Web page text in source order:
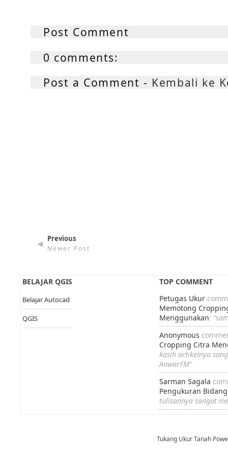
Post Comment
0 comments:
Post a Comment - Kembali ke
◄ Previous
Newer Post
BELAJAR QGIS
Belajar Autocad
QGIS
TOP COMMENT
Petugas Ukur
Memotong
Menggunakan:
Anonymous
Cropping Citra
kasih artikelnya
AnwarFM”
Sarman Sagala
Pengukuran
tulisannya sangat
Tukang Ukur Tanah